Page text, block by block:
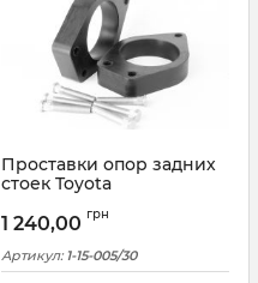
Проставки опор задних
стоек Toyota
15-005/30)
1 240,00 грн
Артикул: 1-15-005/30